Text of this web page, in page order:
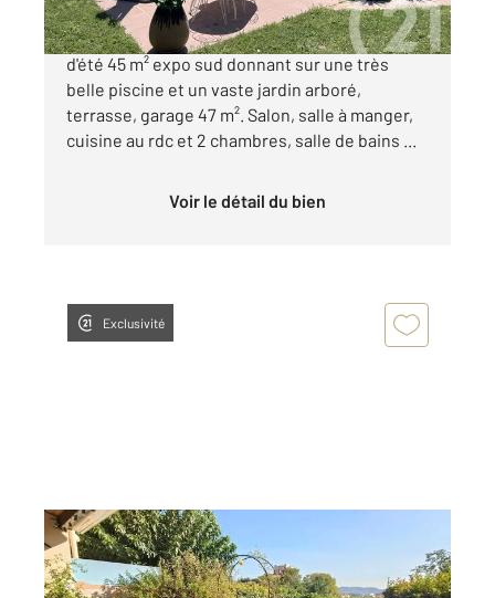
SAINT-JULIEN, Maison 120 m² + cuisine/salon
d'été 45 m² expo sud donnant sur une très
belle piscine et un vaste jardin arboré,
terrasse, garage 47 m². Salon, salle à manger,
cuisine au rdc et 2 chambres, salle de bains ...
Voir le détail du bien
Exclusivité
MARSEILLE 13012
94,05 m2, 4 pièces
Ref : 67741